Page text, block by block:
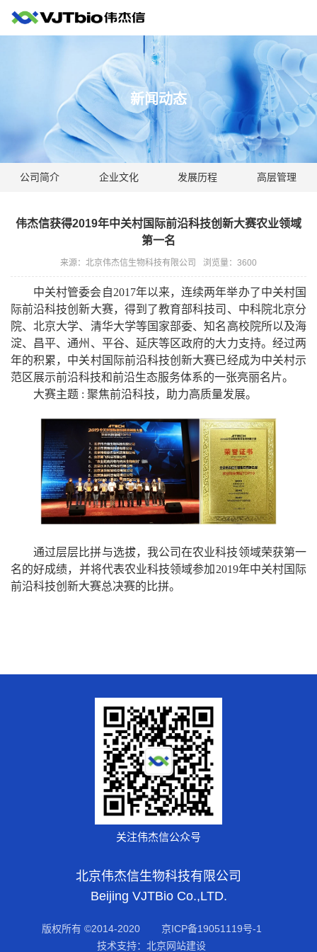
新闻动态
公司简介 企业文化 发展历程 高层管理
伟杰信获得2019年中关村国际前沿科技创新大赛农业领域
第一名
来源：北京伟杰信生物科技有限公司 浏览量： 3600
中关村管委会自2017年以来，连续两年举办了中关村国
际前沿科技创新大赛，得到了教育部科技司、中科院北京分
院、北京大学、清华大学等国家部委、知名高校院所以及海
淀、昌平、通州、平谷、延庆等区政府的大力支持。经过两
年的积累，中关村国际前沿科技创新大赛已经成为中关村示
范区展示前沿科技和前沿生态服务体系的一张亮丽名片。
大赛主题 :聚焦前沿科技，助力高质量发展。
通过层层比拼与选拔，我公司在农业科技领域荣获第一
名的好成绩，并将代表农业科技领域参加 2019年中关村国际
前沿科技创新大赛总决赛的比拼。
关注伟杰信公众号
北京伟杰信生物科技有限公司
Beijing VJTBio Co.,LTD.
版权所有 ©2014-2020
京ICP备19051119号-1
技术支持：北京网站建设